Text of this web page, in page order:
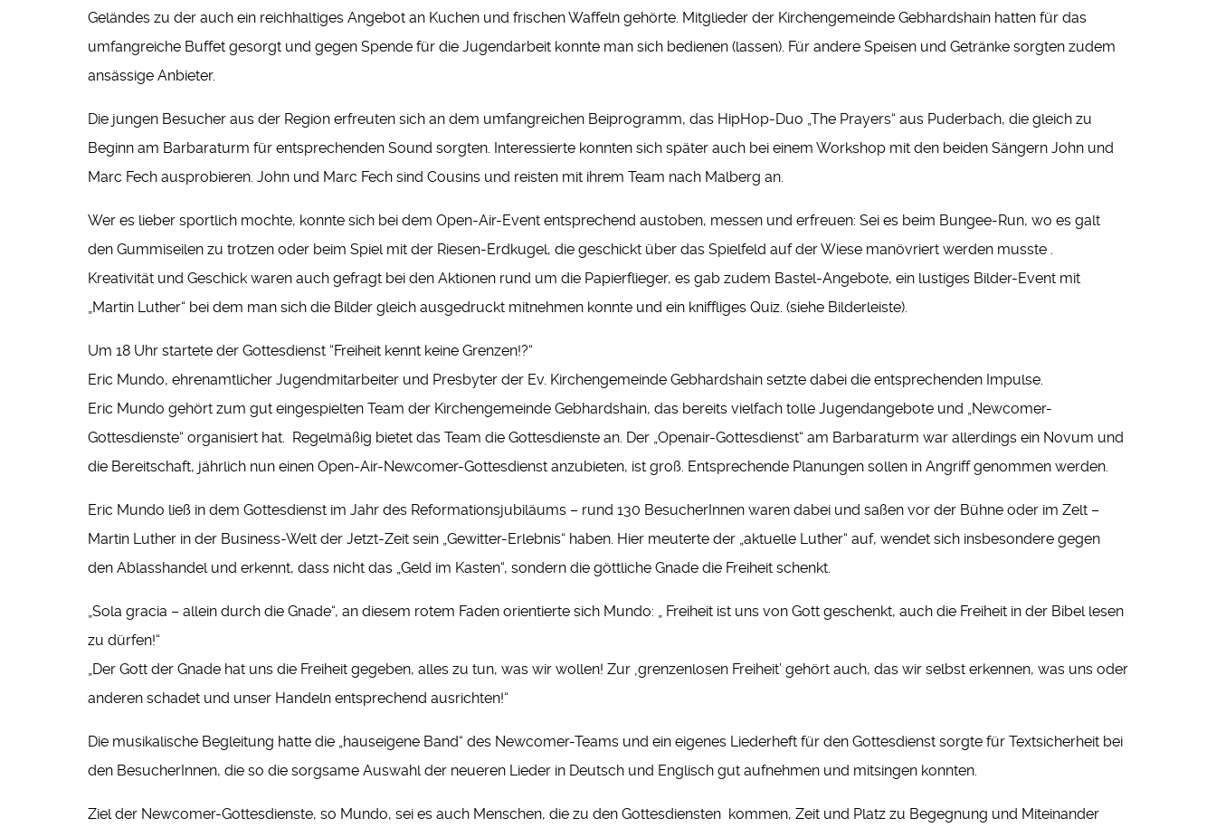
Geländes zu der auch ein reichhaltiges Angebot an Kuchen und frischen Waffeln gehörte. Mitglieder der Kirchengemeinde Gebhardshain hatten für das
umfangreiche Buffet gesorgt und gegen Spende für die Jugendarbeit konnte man sich bedienen (lassen). Für andere Speisen und Getränke sorgten zudem
ansässige Anbieter.
Die jungen Besucher aus der Region erfreuten sich an dem umfangreichen Beiprogramm, das HipHop-Duo „The Prayers“ aus Puderbach, die gleich zu
Beginn am Barbaraturm für entsprechenden Sound sorgten. Interessierte konnten sich später auch bei einem Workshop mit den beiden Sängern John und
Marc Fech ausprobieren. John und Marc Fech sind Cousins und reisten mit ihrem Team nach Malberg an.
Wer es lieber sportlich mochte, konnte sich bei dem Open-Air-Event entsprechend austoben, messen und erfreuen: Sei es beim Bungee-Run, wo es galt
den Gummiseilen zu trotzen oder beim Spiel mit der Riesen-Erdkugel, die geschickt über das Spielfeld auf der Wiese manövriert werden musste .
Kreativität und Geschick waren auch gefragt bei den Aktionen rund um die Papierflieger, es gab zudem Bastel-Angebote, ein lustiges Bilder-Event mit
„Martin Luther“ bei dem man sich die Bilder gleich ausgedruckt mitnehmen konnte und ein kniffliges Quiz. (siehe Bilderleiste).
Um 18 Uhr startete der Gottesdienst “Freiheit kennt keine Grenzen!?“
Eric Mundo, ehrenamtlicher Jugendmitarbeiter und Presbyter der Ev. Kirchengemeinde Gebhardshain setzte dabei die entsprechenden Impulse.
Eric Mundo gehört zum gut eingespielten Team der Kirchengemeinde Gebhardshain, das bereits vielfach tolle Jugendangebote und „Newcomer-
Gottesdienste“ organisiert hat. Regelmäßig bietet das Team die Gottesdienste an. Der „Openair-Gottesdienst“ am Barbaraturm war allerdings ein Novum und
die Bereitschaft, jährlich nun einen Open-Air-Newcomer-Gottesdienst anzubieten, ist groß. Entsprechende Planungen sollen in Angriff genommen werden.
Eric Mundo ließ in dem Gottesdienst im Jahr des Reformationsjubiläums – rund 130 BesucherInnen waren dabei und saßen vor der Bühne oder im Zelt –
Martin Luther in der Business-Welt der Jetzt-Zeit sein „Gewitter-Erlebnis“ haben. Hier meuterte der „aktuelle Luther“ auf, wendet sich insbesondere gegen
den Ablasshandel und erkennt, dass nicht das „Geld im Kasten“, sondern die göttliche Gnade die Freiheit schenkt.
„Sola gracia – allein durch die Gnade“, an diesem rotem Faden orientierte sich Mundo: „ Freiheit ist uns von Gott geschenkt, auch die Freiheit in der Bibel lesen
zu dürfen!“
„Der Gott der Gnade hat uns die Freiheit gegeben, alles zu tun, was wir wollen! Zur ‚grenzenlosen Freiheit’ gehört auch, das wir selbst erkennen, was uns oder
anderen schadet und unser Handeln entsprechend ausrichten!“
Die musikalische Begleitung hatte die „hauseigene Band“ des Newcomer-Teams und ein eigenes Liederheft für den Gottesdienst sorgte für Textsicherheit bei
den BesucherInnen, die so die sorgsame Auswahl der neueren Lieder in Deutsch und Englisch gut aufnehmen und mitsingen konnten.
Ziel der Newcomer-Gottesdienste, so Mundo, sei es auch Menschen, die zu den Gottesdiensten kommen, Zeit und Platz zu Begegnung und Miteinander